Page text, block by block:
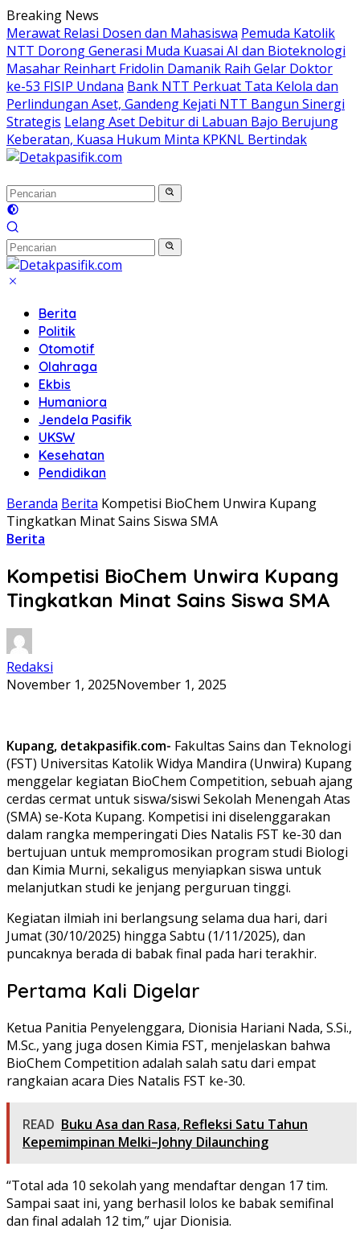
Langsung
ke
konten
Breaking News
Merawat Relasi Dosen dan Mahasiswa Pemuda Katolik
NTT Dorong Generasi Muda Kuasai AI dan Bioteknologi
Masahar Reinhart Fridolin Damanik Raih Gelar Doktor
ke-53 FISIP Undana Bank NTT Perkuat Tata Kelola dan
Perlindungan Aset, Gandeng Kejati NTT Bangun Sinergi
Strategis Lelang Aset Debitur di Labuan Bajo Berujung
Keberatan, Kuasa Hukum Minta KPKNL Bertindak
Berita
Politik
Otomotif
Olahraga
Ekbis
Humaniora
Jendela Pasifik
UKSW
Kesehatan
Pendidikan
Beranda Berita Kompetisi BioChem Unwira Kupang
Tingkatkan Minat Sains Siswa SMA
Berita
Kompetisi BioChem Unwira Kupang
Tingkatkan Minat Sains Siswa SMA
Redaksi
November 1, 2025November 1, 2025
Kupang, detakpasifik.com- Fakultas Sains dan Teknologi
(FST) Universitas Katolik Widya Mandira (Unwira) Kupang
menggelar kegiatan BioChem Competition, sebuah ajang
cerdas cermat untuk siswa/siswi Sekolah Menengah Atas
(SMA) se-Kota Kupang. Kompetisi ini diselenggarakan
dalam rangka memperingati Dies Natalis FST ke-30 dan
bertujuan untuk mempromosikan program studi Biologi
dan Kimia Murni, sekaligus menyiapkan siswa untuk
melanjutkan studi ke jenjang perguruan tinggi.
Kegiatan ilmiah ini berlangsung selama dua hari, dari
Jumat (30/10/2025) hingga Sabtu (1/11/2025), dan
puncaknya berada di babak final pada hari terakhir.
Pertama Kali Digelar
Ketua Panitia Penyelenggara, Dionisia Hariani Nada, S.Si.,
M.Sc., yang juga dosen Kimia FST, menjelaskan bahwa
BioChem Competition adalah salah satu dari empat
rangkaian acara Dies Natalis FST ke-30.
READ Buku Asa dan Rasa, Refleksi Satu Tahun
Kepemimpinan Melki–Johny Dilaunching
“Total ada 10 sekolah yang mendaftar dengan 17 tim.
Sampai saat ini, yang berhasil lolos ke babak semifinal
dan final adalah 12 tim,” ujar Dionisia.